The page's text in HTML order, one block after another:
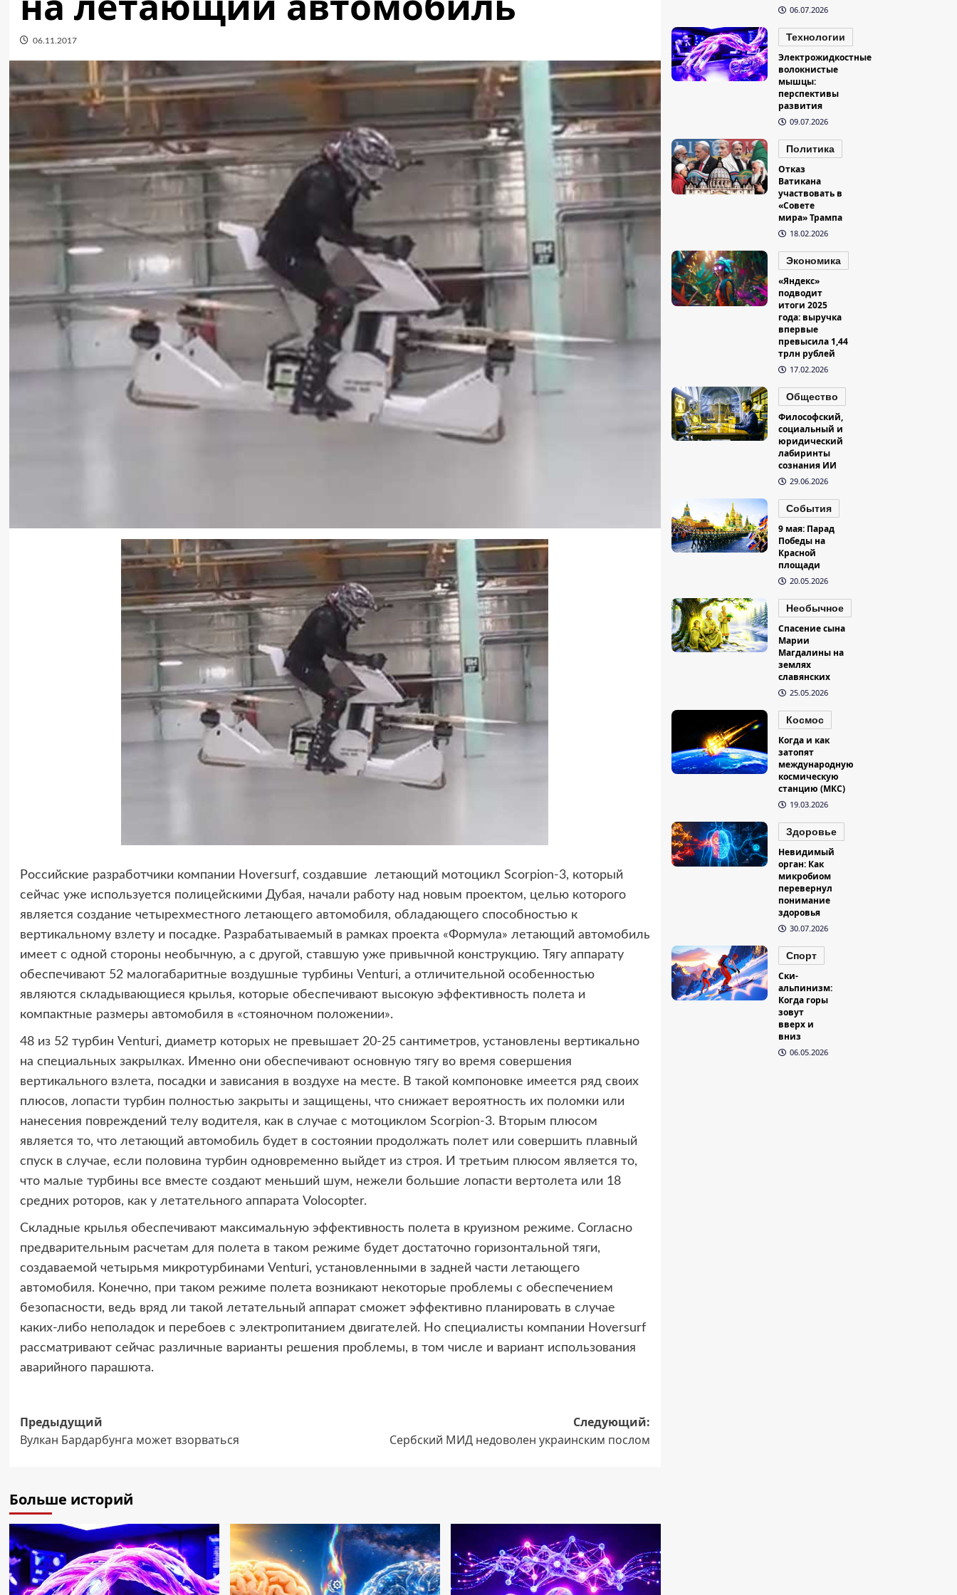
06.11.2017
Российские разработчики компании Hoversurf, создавшие летающий мотоцикл Scorpion-3, который
сейчас уже используется полицейскими Дубая, начали работу над новым проектом, целью которого
является создание четырехместного летающего автомобиля, обладающего способностью к
вертикальному взлету и посадке. Разрабатываемый в рамках проекта «Формула» летающий автомобиль
имеет с одной стороны необычную, а с другой, ставшую уже привычной конструкцию. Тягу аппарату
обеспечивают 52 малогабаритные воздушные турбины Venturi, а отличительной особенностью
являются складывающиеся крылья, которые обеспечивают высокую эффективность полета и
компактные размеры автомобиля в «стояночном положении».
48 из 52 турбин Venturi, диаметр которых не превышает 20-25 сантиметров, установлены вертикально
на специальных закрылках. Именно они обеспечивают основную тягу во время совершения
вертикального взлета, посадки и зависания в воздухе на месте. В такой компоновке имеется ряд своих
плюсов, лопасти турбин полностью закрыты и защищены, что снижает вероятность их поломки или
нанесения повреждений телу водителя, как в случае с мотоциклом Scorpion-3. Вторым плюсом
является то, что летающий автомобиль будет в состоянии продолжать полет или совершить плавный
спуск в случае, если половина турбин одновременно выйдет из строя. И третьим плюсом является то,
что малые турбины все вместе создают меньший шум, нежели большие лопасти вертолета или 18
средних роторов, как у летательного аппарата Volocopter.
Складные крылья обеспечивают максимальную эффективность полета в круизном режиме. Согласно
предварительным расчетам для полета в таком режиме будет достаточно горизонтальной тяги,
создаваемой четырьмя микротурбинами Venturi, установленными в задней части летающего
автомобиля. Конечно, при таком режиме полета возникают некоторые проблемы с обеспечением
безопасности, ведь вряд ли такой летательный аппарат сможет эффективно планировать в случае
каких-либо неполадок и перебоев с электропитанием двигателей. Но специалисты компании Hoversurf
рассматривают сейчас различные варианты решения проблемы, в том числе и вариант использования
аварийного парашюта.
Навигация
записи
Предыдущий
Вулкан Бардарбунга может взорваться
Следующий:
Сербский МИД недоволен украинским послом
Больше историй
06.07.2026
Технологии
Электрожидкостные
волокнистые
мышцы:
перспективы
развития
09.07.2026
Политика
Отказ
Ватикана
участвовать в
«Совете
мира» Трампа
18.02.2026
Экономика
«Яндекс»
подводит
итоги 2025
года: выручка
впервые
превысила 1,44
трлн рублей
17.02.2026
Общество
Философский,
социальный и
юридический
лабиринты
сознания ИИ
29.06.2026
События
9 мая: Парад
Победы на
Красной
площади
20.05.2026
Необычное
Спасение сына
Марии
Магдалины на
землях
славянских
25.05.2026
Космос
Когда и как
затопят
международную
космическую
станцию (МКС)
19.03.2026
Здоровье
Невидимый
орган: Как
микробиом
перевернул
понимание
здоровья
30.07.2026
Спорт
Ски-
альпинизм:
Когда горы
зовут
вверх и
вниз
06.05.2026